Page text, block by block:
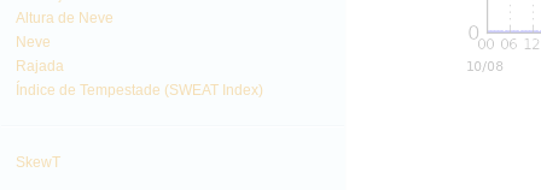
Altura de Neve
Neve
Rajada
Índice de Tempestade (SWEAT Index)
SkewT